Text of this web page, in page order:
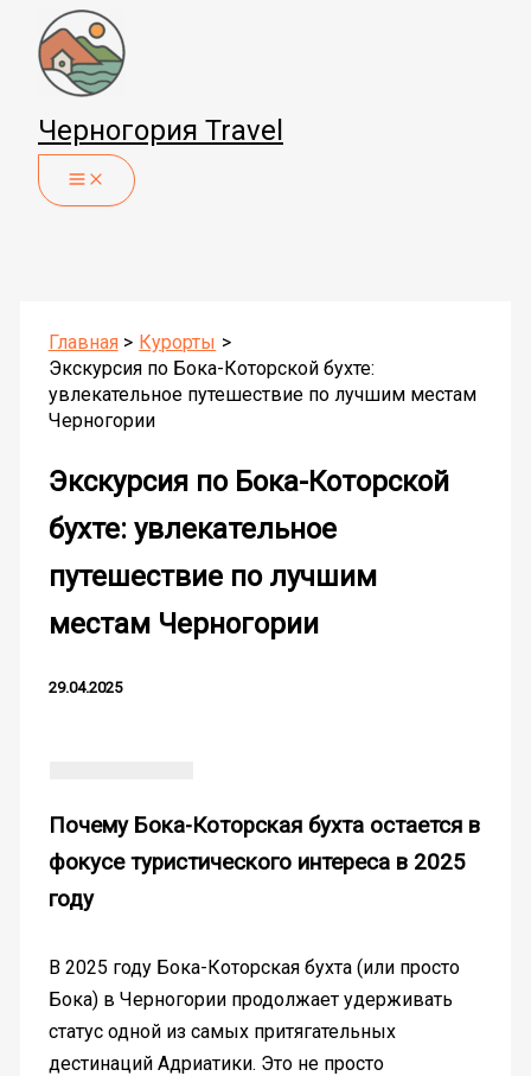
Перейти
содержимому
Черногория Travel
Главная
Курорты
Экскурсия по Бока-Которской бухте:
увлекательное путешествие по лучшим местам
Черногории
Экскурсия по Бока-Которской
бухте: увлекательное
путешествие по лучшим
местам Черногории
29.04.2025
Почему Бока-Которская бухта остается в
фокусе туристического интереса в 2025
году
В 2025 году Бока-Которская бухта (или просто
Бока) в Черногории продолжает удерживать
статус одной из самых притягательных
дестинаций Адриатики. Это не просто